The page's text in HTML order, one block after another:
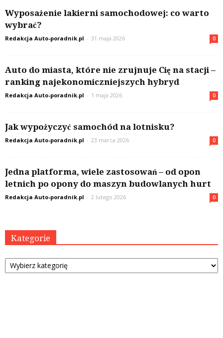
Wyposażenie lakierni samochodowej: co warto
wybrać?
Redakcja Auto-poradnik.pl - 31 maja 2026 0
Auto do miasta, które nie zrujnuje Cię na stacji –
ranking najekonomiczniejszych hybryd
Redakcja Auto-poradnik.pl - 1 maja 2026 0
Jak wypożyczyć samochód na lotnisku?
Redakcja Auto-poradnik.pl - 23 marca 2026 0
Jedna platforma, wiele zastosowań – od opon
letnich po opony do maszyn budowlanych hurt
Redakcja Auto-poradnik.pl - 2 lutego 2026 0
Kategorie
Kategorie